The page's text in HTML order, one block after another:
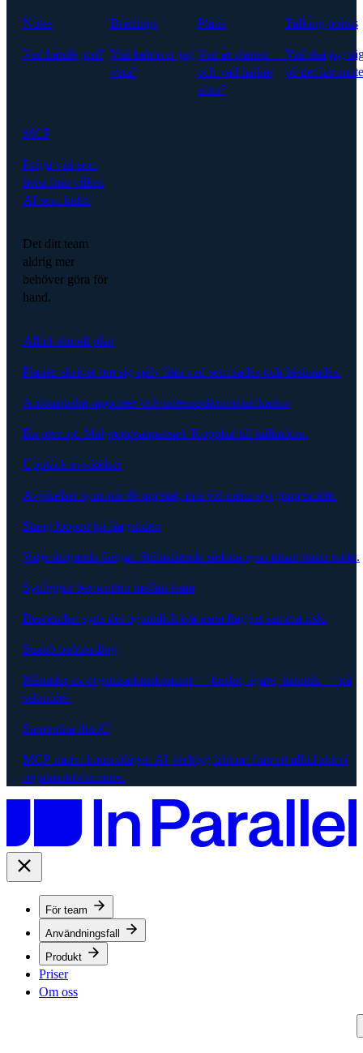
Notes
Vad hände just?
Briefings
Vad behöver jag
veta?
Plans
Vad är planen —
och vad halkar
efter?
Talking points
Vad ska jag
på det här
MCP
Fråga vad som
helst från vilken
AI som helst.
Det ditt team
aldrig mer
behöver göra för
hand.
Alltid aktuell plan
Planen skriver om sig själv från vad som sades och beslutades.
Automatiska rapporter och intressentkommunikation
En prompt. Målgruppsanpassad. Kopplad till källmöten.
Upptäck avvikelser
Avvikelser syns när de uppstår, inte vid nästa styrgruppsmöte.
Stäng loopen på åtaganden
Varje åtagande fångat. Stillastående sådana syns innan nästa möte.
Synliggör beroenden mellan team
Beroenden syns det ögonblick två team flaggar samma risk.
Snabb onboarding
Månader av organisationskontext — beslut, ägare, historik — på
sekunder.
Samordna din AI
MCP-nativt kontextlager. AI-verktyg hämtar från ett alltid aktivt
organisationsminne.
För team
Användningsfall
Produkt
Priser
Om oss